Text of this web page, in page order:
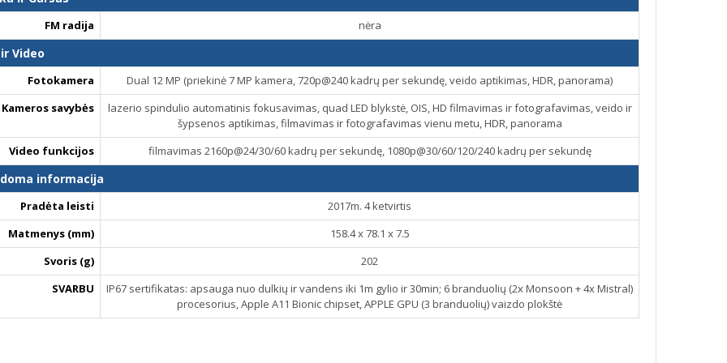
FM radija nėra
Video
Fotokamera
Dual 12 MP (priekinė 7 MP kamera, 720p@240 kadrų per sekundę, veido aptikimas, HDR, panorama)
Kameros savybės
lazerio spindulio automatinis fokusavimas, quad LED blykstė, OIS, HD filmavimas ir fotografavimas, veido ir
šypsenos aptikimas, filmavimas ir fotografavimas vienu metu, HDR, panorama
Video funkcijos
filmavimas 2160p@24/30/60 kadrų per sekundę, 1080p@30/60/120/240 kadrų per sekundę
informacija
Pradėta leisti
2017m. 4 ketvirtis
Matmenys (mm)
158.4 x 78.1 x 7.5
Svoris (g)
202
SVARBU
IP67 sertifikatas: apsauga nuo dulkių ir vandens iki 1m gylio ir 30min; 6 branduolių (2x Monsoon + 4x Mistral)
procesorius, Apple A11 Bionic chipset, APPLE GPU (3 branduolių) vaizdo plokštė